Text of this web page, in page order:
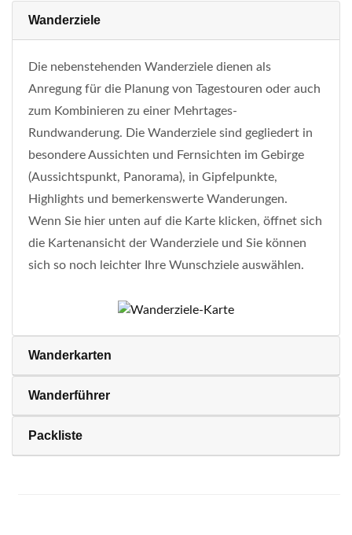
Wanderziele
Die nebenstehenden Wanderziele dienen als
Anregung für die Planung von Tagestouren oder auch
zum Kombinieren zu einer Mehrtages-
Rundwanderung. Die Wanderziele sind gegliedert in
besondere Aussichten und Fernsichten im Gebirge
(Aussichtspunkt, Panorama), in Gipfelpunkte,
Highlights und bemerkenswerte Wanderungen.
Wenn Sie hier unten auf die Karte klicken, öffnet sich
die Kartenansicht der Wanderziele und Sie können
sich so noch leichter Ihre Wunschziele auswählen.
Wanderkarten
Wanderführer
Packliste